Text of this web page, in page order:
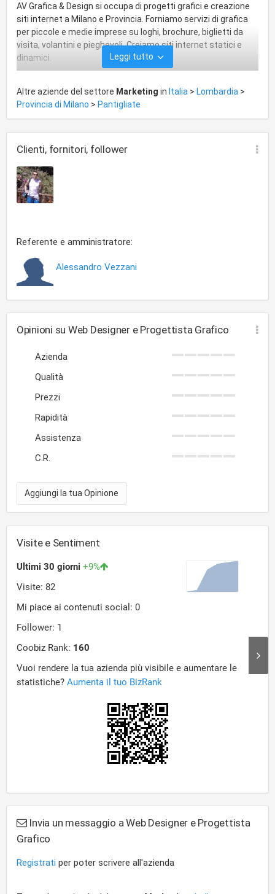
AV Grafica & Design si occupa di progetti grafici e creazione
siti internet a Milano e Provincia. Forniamo servizi di grafica
per piccole e medie imprese su loghi, brochure, biglietti da
visita, volantini e pieghevoli. Creiamo siti internet statici e
dinamici.
Leggi tutto
Altre aziende del settore Marketing in Italia > Lombardia >
Provincia di Milano > Pantigliate
Clienti, fornitori, follower
Referente e amministratore:
Alessandro Vezzani
Opinioni su Web Designer e Progettista Grafico
Azienda
Qualità
Prezzi
Rapidità
Assistenza
C.R.
Aggiungi la tua Opinione
Visite e Sentiment
Invia un messaggio a Web Designer e Progettista
Grafico
Registrati per poter scrivere all'azienda